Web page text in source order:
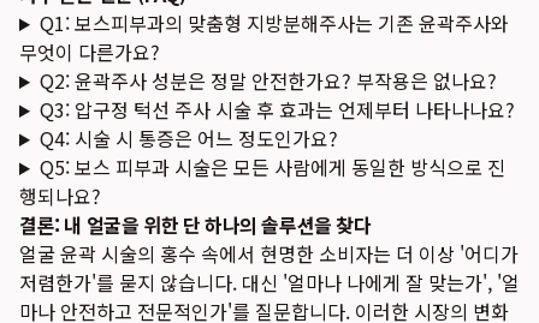
Q1: 보스피부과의 맞춤형 지방분해주사는 기존 윤곽주사와
무엇이 다른가요?
Q2: 윤곽주사 성분은 정말 안전한가요? 부작용은 없나요?
Q3: 압구정 턱선 주사 시술 후 효과는 언제부터 나타나나요?
Q4: 시술 시 통증은 어느 정도인가요?
Q5: 보스 피부과 시술은 모든 사람에게 동일한 방식으로 진
행되나요?
결론: 내 얼굴을 위한 단 하나의 솔루션을 찾다
얼굴 윤곽 시술의 홍수 속에서 현명한 소비자는 더 이상 '어디가
저렴한가'를 묻지 않습니다. 대신 '얼마나 나에게 잘 맞는가', '얼
마나 안전하고 전문적인가'를 질문합니다. 이러한 시장의 변화